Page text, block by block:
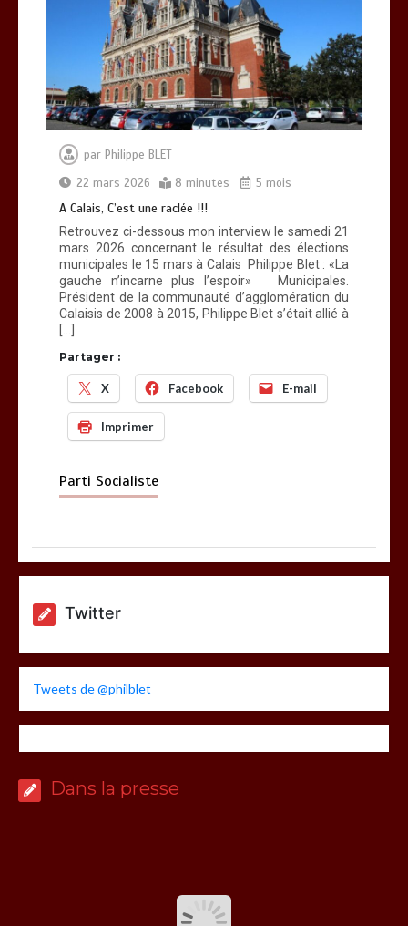
par Philippe BLET
22 mars 2026
8 minutes 5 mois
A Calais, C’est une raclée !!!
Retrouvez ci-dessous mon interview le samedi 21
mars 2026 concernant le résultat des élections
municipales le 15 mars à Calais Philippe Blet : «La
gauche n’incarne plus l’espoir» Municipales.
Président de la communauté d’agglomération du
Calaisis de 2008 à 2015, Philippe Blet s’était allié à
[…]
Partager :
X Facebook E-mail
Imprimer
Parti Socialiste
Twitter
Tweets de @philblet
Dans la presse